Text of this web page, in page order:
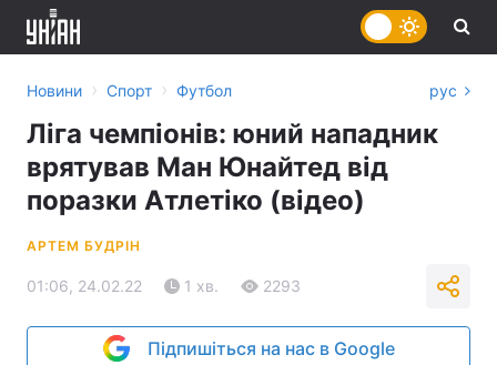
Новини › Спорт › Футбол рус
Ліга чемпіонів: юний нападник
врятував Ман Юнайтед від
поразки Атлетіко (відео)
АРТЕМ БУДРІН
01:06, 24.02.22 1 хв. 2293
Підпишіться на нас в Google